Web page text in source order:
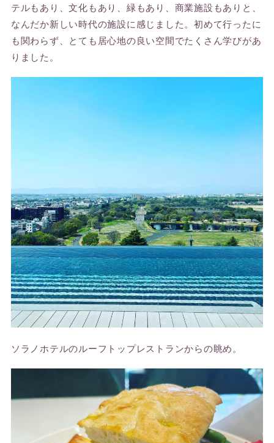
テルもあり、文化もあり、緑もあり、商業施設もありと、
なんだか新しい時代の施設に感じました。初めて行ったに
も関わらず、とても居心地の良い空間でたくさん学びがあ
りました。
ソラノホテルのルーフトップレストランからの眺め。